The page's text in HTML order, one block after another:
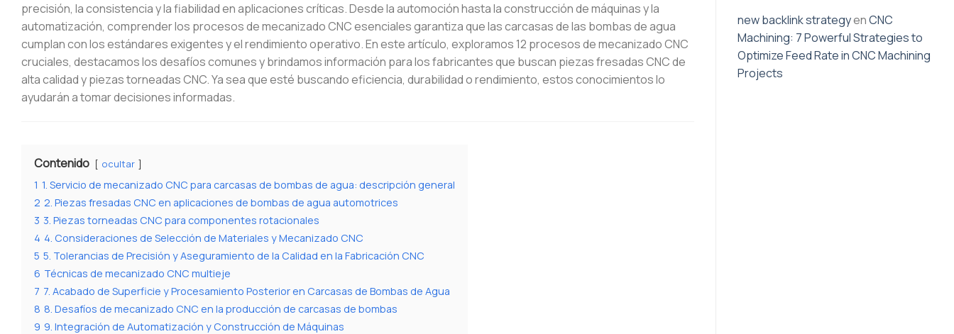
precisión, la consistencia y la fiabilidad en aplicaciones críticas. Desde la automoción hasta la construcción de máquinas y la
automatización, comprender los procesos de mecanizado CNC esenciales garantiza que las carcasas de las bombas de agua
cumplan con los estándares exigentes y el rendimiento operativo. En este artículo, exploramos 12 procesos de mecanizado CNC
cruciales, destacamos los desafíos comunes y brindamos información para los fabricantes que buscan piezas fresadas CNC de
alta calidad y piezas torneadas CNC. Ya sea que esté buscando eficiencia, durabilidad o rendimiento, estos conocimientos lo
ayudarán a tomar decisiones informadas.
Contenido ocultar
1 1. Servicio de mecanizado CNC para carcasas de bombas de agua: descripción general
2 2. Piezas fresadas CNC en aplicaciones de bombas de agua automotrices
3 3. Piezas torneadas CNC para componentes rotacionales
4 4. Consideraciones de Selección de Materiales y Mecanizado CNC
5 5. Tolerancias de Precisión y Aseguramiento de la Calidad en la Fabricación CNC
6 Técnicas de mecanizado CNC multieje
7 7. Acabado de Superficie y Procesamiento Posterior en Carcasas de Bombas de Agua
8 8. Desafíos de mecanizado CNC en la producción de carcasas de bombas
9 9. Integración de Automatización y Construcción de Máquinas
new backlink strategyenCNC
Machining: 7 Powerful Strategies to
Optimize Feed Rate in CNC Machining
Projects